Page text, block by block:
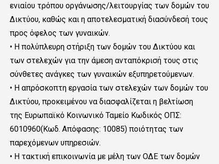
ενιαίου τρόπου οργάνωσης/λειτουργίας των δομών του
Δικτύου, καθώς και η αποτελεσματική διασύνδεσή τους
προς όφελος των γυναικών.
• Η πολύπλευρη στήριξη των δομών του Δικτύου και
των στελεχών για την άμεση ανταπόκρισή τους στις
σύνθετες ανάγκες των γυναικών εξυπηρετούμενων.
• Η απρόσκοπτη εργασία των στελεχών των δομών του
Δικτύου, προκειμένου να διασφαλίζεται η βελτίωση
της Ευρωπαϊκό Κοινωνικό Ταμείο Κωδικός ΟΠΣ:
6010960(Κωδ. Απόφασης: 10085) ποιότητας των
παρεχόμενων υπηρεσιών.
• Η τακτική επικοινωνία με μέλη των ΟΔΕ των δομών